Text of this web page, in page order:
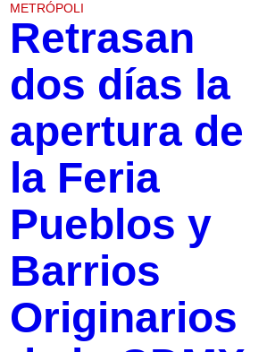
METRÓPOLI
Retrasan
dos días la
apertura de
la Feria
Pueblos y
Barrios
Originarios